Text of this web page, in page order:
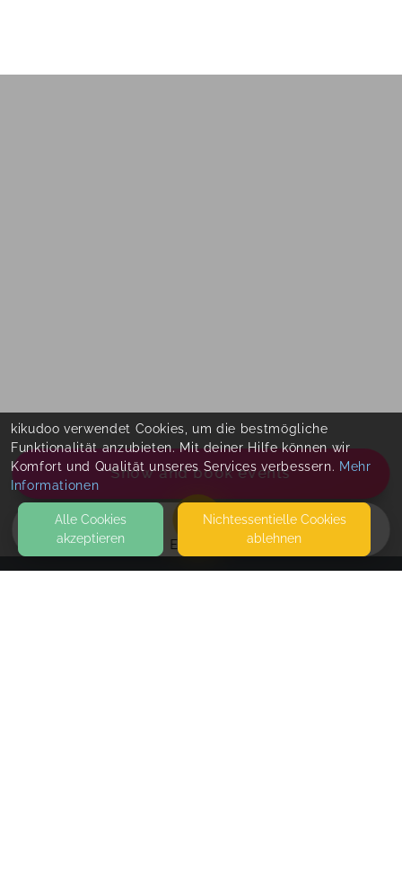
EVENTS
Show and book events
kikudoo verwendet Cookies, um die bestmögliche
Funktionalität anzubieten. Mit deiner Hilfe können wir
Komfort und Qualität unseres Services verbessern. Mehr
Informationen
Alle Cookies
akzeptieren
Nicht­essentielle Cookies
ablehnen